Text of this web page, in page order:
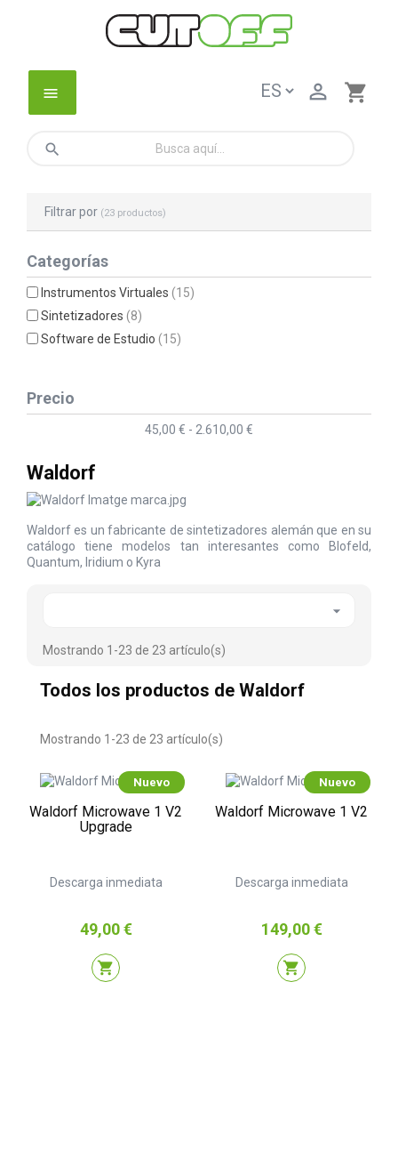
menu shopping_cart

search
Filtrar por (23 productos)
Categorías
Instrumentos Virtuales(15)
Sintetizadores(8)
Software de Estudio(15)
Precio
45,00 € - 2.610,00 €
Waldorf
Waldorf es un fabricante de sintetizadores alemán que en su
catálogo tiene modelos tan interesantes como Blofeld,
Quantum, Iridium o Kyra

Mostrando 1-23 de 23 artículo(s)
Todos los productos de Waldorf
Mostrando 1-23 de 23 artículo(s)
Nuevo
Waldorf Microwave 1 V2
Upgrade
Descarga inmediata
Precio
49,00 €
shopping_cart
Nuevo
Waldorf Microwave 1 V2
Descarga inmediata
Precio
149,00 €
shopping_cart